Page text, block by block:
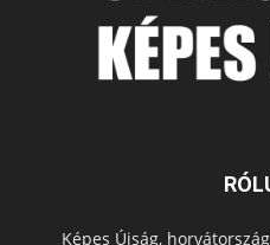
Képes Újság,